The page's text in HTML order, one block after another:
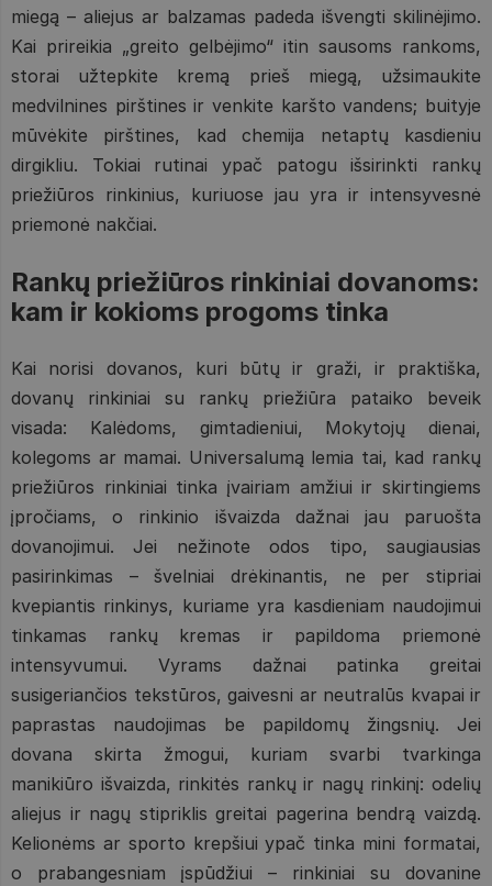
miegą – aliejus ar balzamas padeda išvengti skilinėjimo.
Kai prireikia „greito gelbėjimo“ itin sausoms rankoms,
storai užtepkite kremą prieš miegą, užsimaukite
medvilnines pirštines ir venkite karšto vandens; buityje
mūvėkite pirštines, kad chemija netaptų kasdieniu
dirgikliu. Tokiai rutinai ypač patogu išsirinkti rankų
priežiūros rinkinius, kuriuose jau yra ir intensyvesnė
priemonė nakčiai.
Rankų priežiūros rinkiniai dovanoms:
kam ir kokioms progoms tinka
Kai norisi dovanos, kuri būtų ir graži, ir praktiška,
dovanų rinkiniai su rankų priežiūra pataiko beveik
visada: Kalėdoms, gimtadieniui, Mokytojų dienai,
kolegoms ar mamai. Universalumą lemia tai, kad rankų
priežiūros rinkiniai tinka įvairiam amžiui ir skirtingiems
įpročiams, o rinkinio išvaizda dažnai jau paruošta
dovanojimui. Jei nežinote odos tipo, saugiausias
pasirinkimas – švelniai drėkinantis, ne per stipriai
kvepiantis rinkinys, kuriame yra kasdieniam naudojimui
tinkamas rankų kremas ir papildoma priemonė
intensyvumui. Vyrams dažnai patinka greitai
susigeriančios tekstūros, gaivesni ar neutralūs kvapai ir
paprastas naudojimas be papildomų žingsnių. Jei
dovana skirta žmogui, kuriam svarbi tvarkinga
manikiūro išvaizda, rinkitės rankų ir nagų rinkinį: odelių
aliejus ir nagų stipriklis greitai pagerina bendrą vaizdą.
Kelionėms ar sporto krepšiui ypač tinka mini formatai,
o prabangesniam įspūdžiui – rinkiniai su dovanine